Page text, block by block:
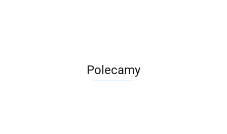
Polecamy